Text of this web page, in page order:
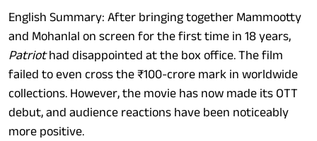
English Summary: After bringing together Mammootty
and Mohanlal on screen for the first time in 18 years,
Patriothad disappointed at the box office. The film
failed to even cross the ₹100-crore mark in worldwide
collections. However, the movie has now made its OTT
debut, and audience reactions have been noticeably
more positive.